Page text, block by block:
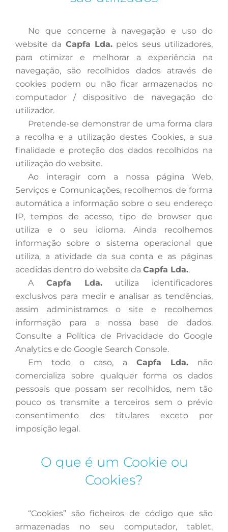
No que concerne à navegação e uso do
website da Capfa Lda. pelos seus utilizadores,
para otimizar e melhorar a experiência na
navegação, são recolhidos dados através de
cookies podem ou não ficar armazenados no
computador / dispositivo de navegação do
utilizador.
Pretende-se demonstrar de uma forma clara
a recolha e a utilização destes Cookies, a sua
finalidade e proteção dos dados recolhidos na
utilização do website.
Ao interagir com a nossa página Web,
Serviços e Comunicações, recolhemos de forma
automática a informação sobre o seu endereço
IP, tempos de acesso, tipo de browser que
utiliza e o seu idioma. Ainda recolhemos
informação sobre o sistema operacional que
utiliza, a atividade da sua conta e as páginas
acedidas dentro do website da Capfa Lda..
A
Capfa Lda. utiliza identificadores
exclusivos para medir e analisar as tendências,
assim administramos o site e recolhemos
informação para a nossa base de dados.
Consulte a Política de Privacidade do Google
Analytics e do Google Search Console.
Em todo o caso, a Capfa Lda. não
comercializa sobre qualquer forma os dados
pessoais que possam ser recolhidos, nem tão
pouco os transmite a terceiros sem o prévio
consentimento dos titulares exceto por
imposição legal.
O que é um Cookie ou
Cookies?
“Cookies” são ficheiros de código que são
armazenadas no seu computador, tablet,